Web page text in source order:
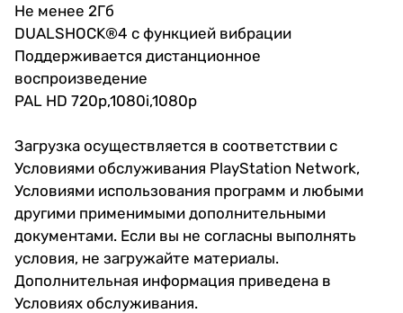
Не менее 2Гб
DUALSHOCK®4 с функцией вибрации
Поддерживается дистанционное
воспроизведение
PAL HD 720p,1080i,1080p
Загрузка осуществляется в соответствии с
Условиями обслуживания PlayStation Network,
Условиями использования программ и любыми
другими применимыми дополнительными
документами. Если вы не согласны выполнять
условия, не загружайте материалы.
Дополнительная информация приведена в
Условиях обслуживания.